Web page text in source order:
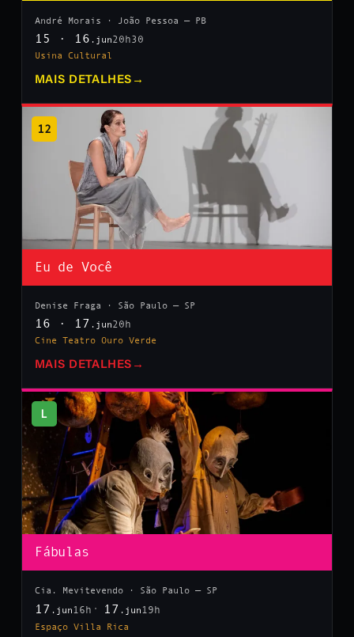
André Morais · João Pessoa — PB
15 · 16 .jun20h30
Usina Cultural
MAIS DETALHES →
12
Eu de Você
Denise Fraga · São Paulo — SP
16 · 17 .jun20h
Cine Teatro Ouro Verde
MAIS DETALHES →
L
Fábulas
Cia. Mevitevendo · São Paulo — SP
17 .jun 16h 17 .jun 19h
Espaço Villa Rica